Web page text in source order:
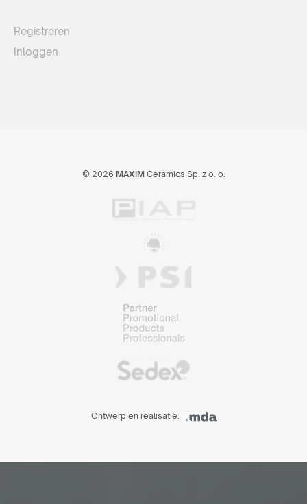
Registreren
Inloggen
© 2026 MAXIMCeramics Sp. z o. o.
Ontwerp en realisatie: